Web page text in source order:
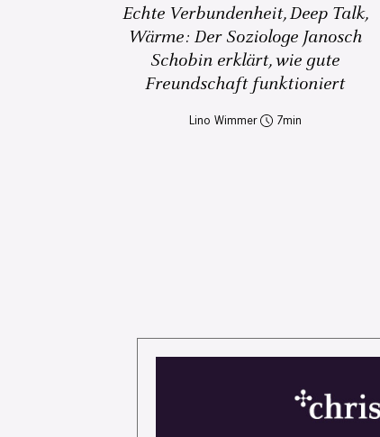
Echte Verbundenheit, Deep Talk,
Wärme: Der Soziologe Janosch
Schobin erklärt, wie gute
Freundschaft funktioniert
Lino Wimmer 7